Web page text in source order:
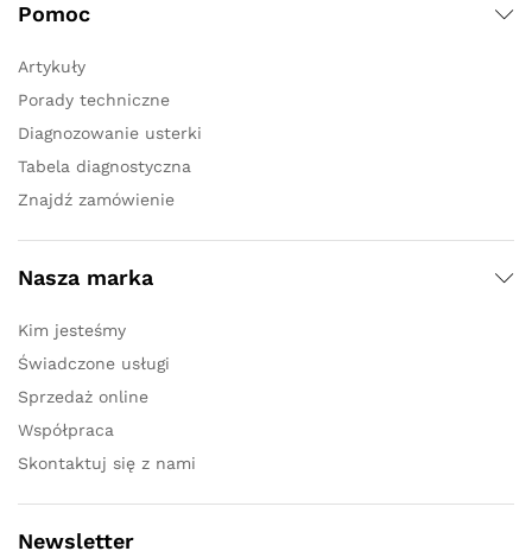
Pomoc
Artykuły
Porady techniczne
Diagnozowanie usterki
Tabela diagnostyczna
Znajdź zamówienie
Nasza marka
Kim jesteśmy
Świadczone usługi
Sprzedaż online
Współpraca
Skontaktuj się z nami
Newsletter